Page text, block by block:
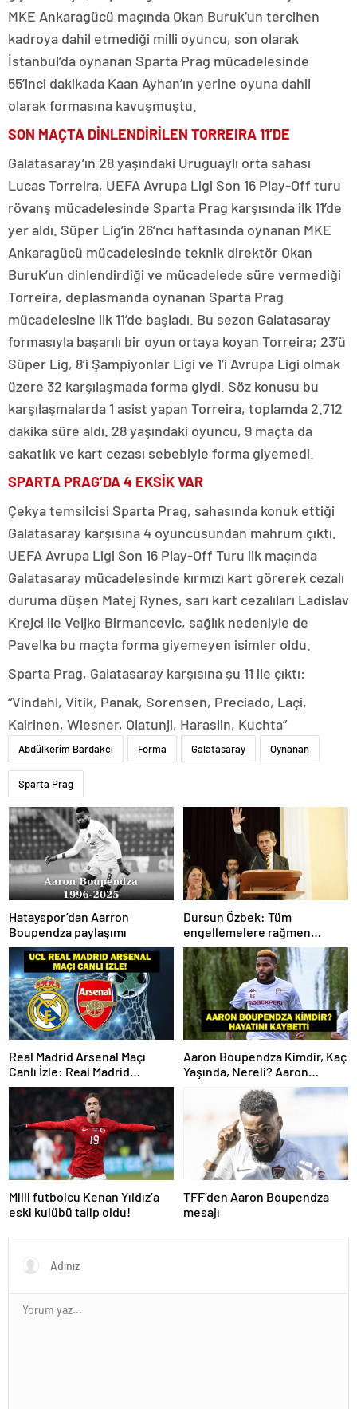
MKE Ankaragücü maçında Okan Buruk’un tercihen
kadroya dahil etmediği milli oyuncu, son olarak
İstanbul’da oynanan Sparta Prag mücadelesinde
55’inci dakikada Kaan Ayhan’ın yerine oyuna dahil
olarak formasına kavuşmuştu.
SON MAÇTA DİNLENDİRİLEN TORREIRA 11’DE
Galatasaray’ın 28 yaşındaki Uruguaylı orta sahası
Lucas Torreira, UEFA Avrupa Ligi Son 16 Play-Off turu
rövanş mücadelesinde Sparta Prag karşısında ilk 11’de
yer aldı. Süper Lig’in 26’ncı haftasında oynanan MKE
Ankaragücü mücadelesinde teknik direktör Okan
Buruk’un dinlendirdiği ve mücadelede süre vermediği
Torreira, deplasmanda oynanan Sparta Prag
mücadelesine ilk 11’de başladı. Bu sezon Galatasaray
formasıyla başarılı bir oyun ortaya koyan Torreira; 23’ü
Süper Lig, 8’i Şampiyonlar Ligi ve 1’i Avrupa Ligi olmak
üzere 32 karşılaşmada forma giydi. Söz konusu bu
karşılaşmalarda 1 asist yapan Torreira, toplamda 2.712
dakika süre aldı. 28 yaşındaki oyuncu, 9 maçta da
sakatlık ve kart cezası sebebiyle forma giyemedi.
SPARTA PRAG’DA 4 EKSİK VAR
Çekya temsilcisi Sparta Prag, sahasında konuk ettiği
Galatasaray karşısına 4 oyuncusundan mahrum çıktı.
UEFA Avrupa Ligi Son 16 Play-Off Turu ilk maçında
Galatasaray mücadelesinde kırmızı kart görerek cezalı
duruma düşen Matej Rynes, sarı kart cezalıları Ladislav
Krejci ile Veljko Birmancevic, sağlık nedeniyle de
Pavelka bu maçta forma giyemeyen isimler oldu.
Sparta Prag, Galatasaray karşısına şu 11 ile çıktı:
“Vindahl, Vitik, Panak, Sorensen, Preciado, Laçi,
Kairinen, Wiesner, Olatunji, Haraslin, Kuchta”
Abdülkerim Bardakcı Forma Galatasaray Oynanan
Sparta Prag
Hatayspor’dan Aarron
Boupendza paylaşımı
Dursun Özbek: Tüm
engellemelere rağmen
hedefimize ilerliyoruz
Real Madrid Arsenal Maçı
Canlı İzle: Real Madrid
Arsenal Maçı Hangi Kanalda?
Real Madrid Arsenal Maçı Ne
Zaman, Saat Kaçta? İşte Maç
Kadrosu
Aaron Boupendza Kimdir, Kaç
Yaşında, Nereli? Aaron
Boupendza neden öldü?
Süper Lig’in eski gol kralı
hayatını kaybetti!
Milli futbolcu Kenan Yıldız’a
eski kulübü talip oldu!
TFF’den Aaron Boupendza
mesajı